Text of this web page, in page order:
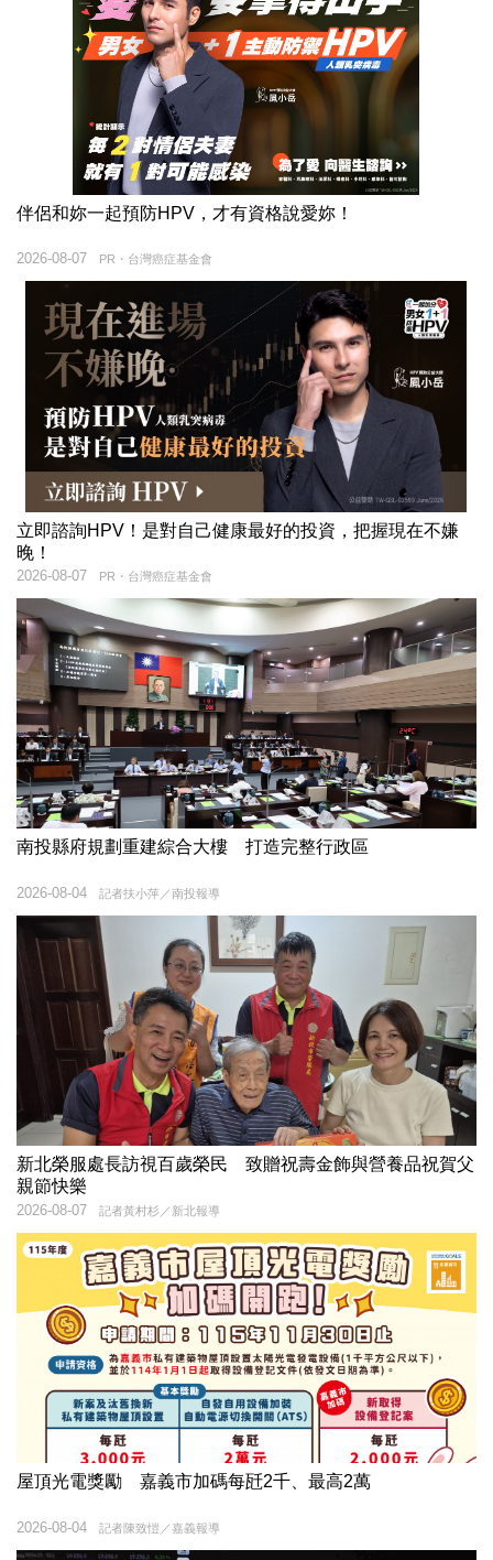
伴侶和妳一起預防HPV，才有資格說愛妳！
PR・台灣癌症基金會
2026-08-07
立即諮詢HPV！是對自己健康最好的投資，把握現在不嫌
晚！
PR・台灣癌症基金會
2026-08-07
南投縣府規劃重建綜合大樓 打造完整行政區
記者扶小萍／南投報導
2026-08-04
新北榮服處長訪視百歲榮民 致贈祝壽金飾與營養品祝賀父
親節快樂
記者黃村杉／新北報導
2026-08-07
屋頂光電獎勵 嘉義市加碼每瓩2千、最高2萬
記者陳致愷／嘉義報導
2026-08-04